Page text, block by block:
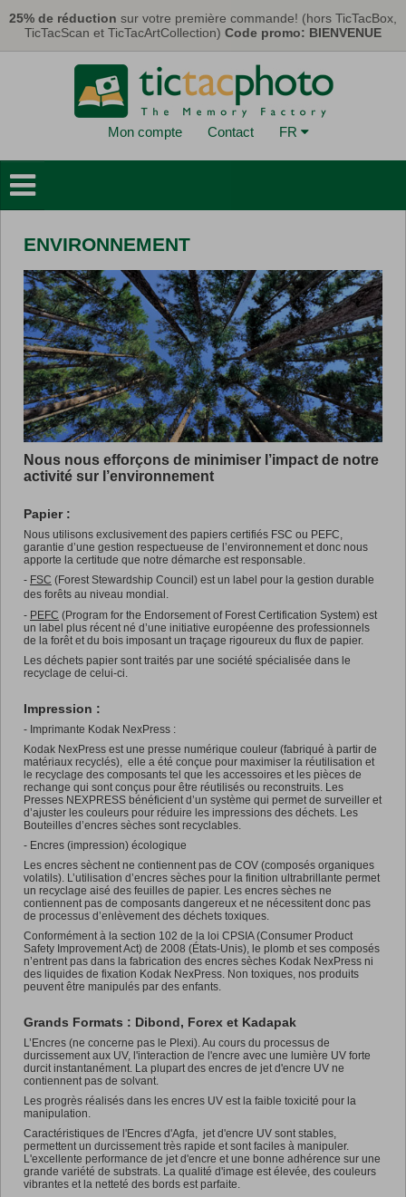
25% de réduction sur votre première commande! (hors TicTacBox,
TicTacScan et TicTacArtCollection) Code promo: BIENVENUE
Mon compte Contact FR
Déco Murales
Cartes & Calendriers
Tirages Photo
Cadeaux
TicTacBox
Eco
Promotions
ENVIRONNEMENT
Nous nous efforçons de minimiser l’impact de notre
activité sur l’environnement
Papier :
Nous utilisons exclusivement des papiers certifiés FSC ou PEFC,
garantie d’une gestion respectueuse de l’environnement et donc nous
apporte la certitude que notre démarche est responsable.
- FSC (Forest Stewardship Council) est un label pour la gestion durable
des forêts au niveau mondial.
- PEFC (Program for the Endorsement of Forest Certification System) est
un label plus récent né d’une initiative européenne des professionnels
de la forêt et du bois imposant un traçage rigoureux du flux de papier.
Les déchets papier sont traités par une société spécialisée dans le
recyclage de celui-ci.
Impression :
- Imprimante Kodak NexPress :
Kodak NexPress est une presse numérique couleur (fabriqué à partir de
matériaux recyclés), elle a été conçue pour maximiser la réutilisation et
le recyclage des composants tel que les accessoires et les pièces de
rechange qui sont conçus pour être réutilisés ou reconstruits. Les
Presses NEXPRESS bénéficient d’un système qui permet de surveiller et
d’ajuster les couleurs pour réduire les impressions des déchets. Les
Bouteilles d’encres sèches sont recyclables.
- Encres (impression) écologique
Les encres sèchent ne contiennent pas de COV (composés organiques
volatils). L’utilisation d’encres sèches pour la finition ultrabrillante permet
un recyclage aisé des feuilles de papier. Les encres sèches ne
contiennent pas de composants dangereux et ne nécessitent donc pas
de processus d’enlèvement des déchets toxiques.
Conformément à la section 102 de la loi CPSIA (Consumer Product
Safety Improvement Act) de 2008 (États-Unis), le plomb et ses composés
n’entrent pas dans la fabrication des encres sèches Kodak NexPress ni
des liquides de fixation Kodak NexPress. Non toxiques, nos produits
peuvent être manipulés par des enfants.
Grands Formats : Dibond, Forex et Kadapak
L’Encres (ne concerne pas le Plexi). Au cours du processus de
durcissement aux UV, l'interaction de l'encre avec une lumière UV forte
durcit instantanément. La plupart des encres de jet d'encre UV ne
contiennent pas de solvant.
Les progrès réalisés dans les encres UV est la faible toxicité pour la
manipulation.
Caractéristiques de l'Encres d'Agfa, jet d'encre UV sont stables,
permettent un durcissement très rapide et sont faciles à manipuler.
L'excellente performance de jet d'encre et une bonne adhérence sur une
grande variété de substrats. La qualité d'image est élevée, des couleurs
vibrantes et la netteté des bords est parfaite.